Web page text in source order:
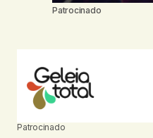
Patrocinado
Patrocinado